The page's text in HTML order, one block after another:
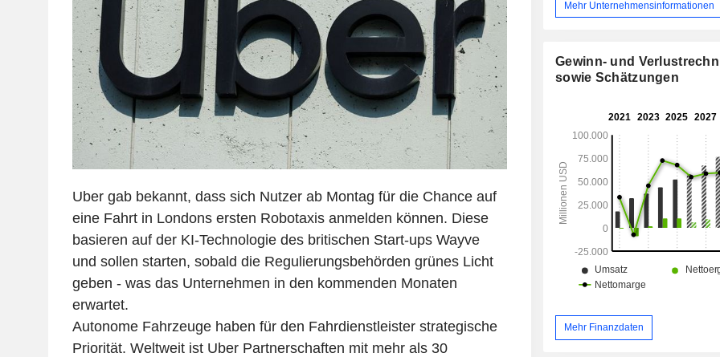
Uber gab bekannt, dass sich Nutzer ab Montag für die Chance auf
eine Fahrt in Londons ersten Robotaxis anmelden können. Diese
basieren auf der KI-Technologie des britischen Start-ups Wayve
und sollen starten, sobald die Regulierungsbehörden grünes Licht
geben - was das Unternehmen in den kommenden Monaten
erwartet.
Autonome Fahrzeuge haben für den Fahrdienstleister strategische
Priorität. Weltweit ist Uber Partnerschaften mit mehr als 30
Anwendung zur
Vereinigte Staaten und Kanada
Europa/Naher Osten/Afrika
Mehr Unternehmensinformationen
Gewinn- und
sowie Schätzungen
Mehr Finanzdaten